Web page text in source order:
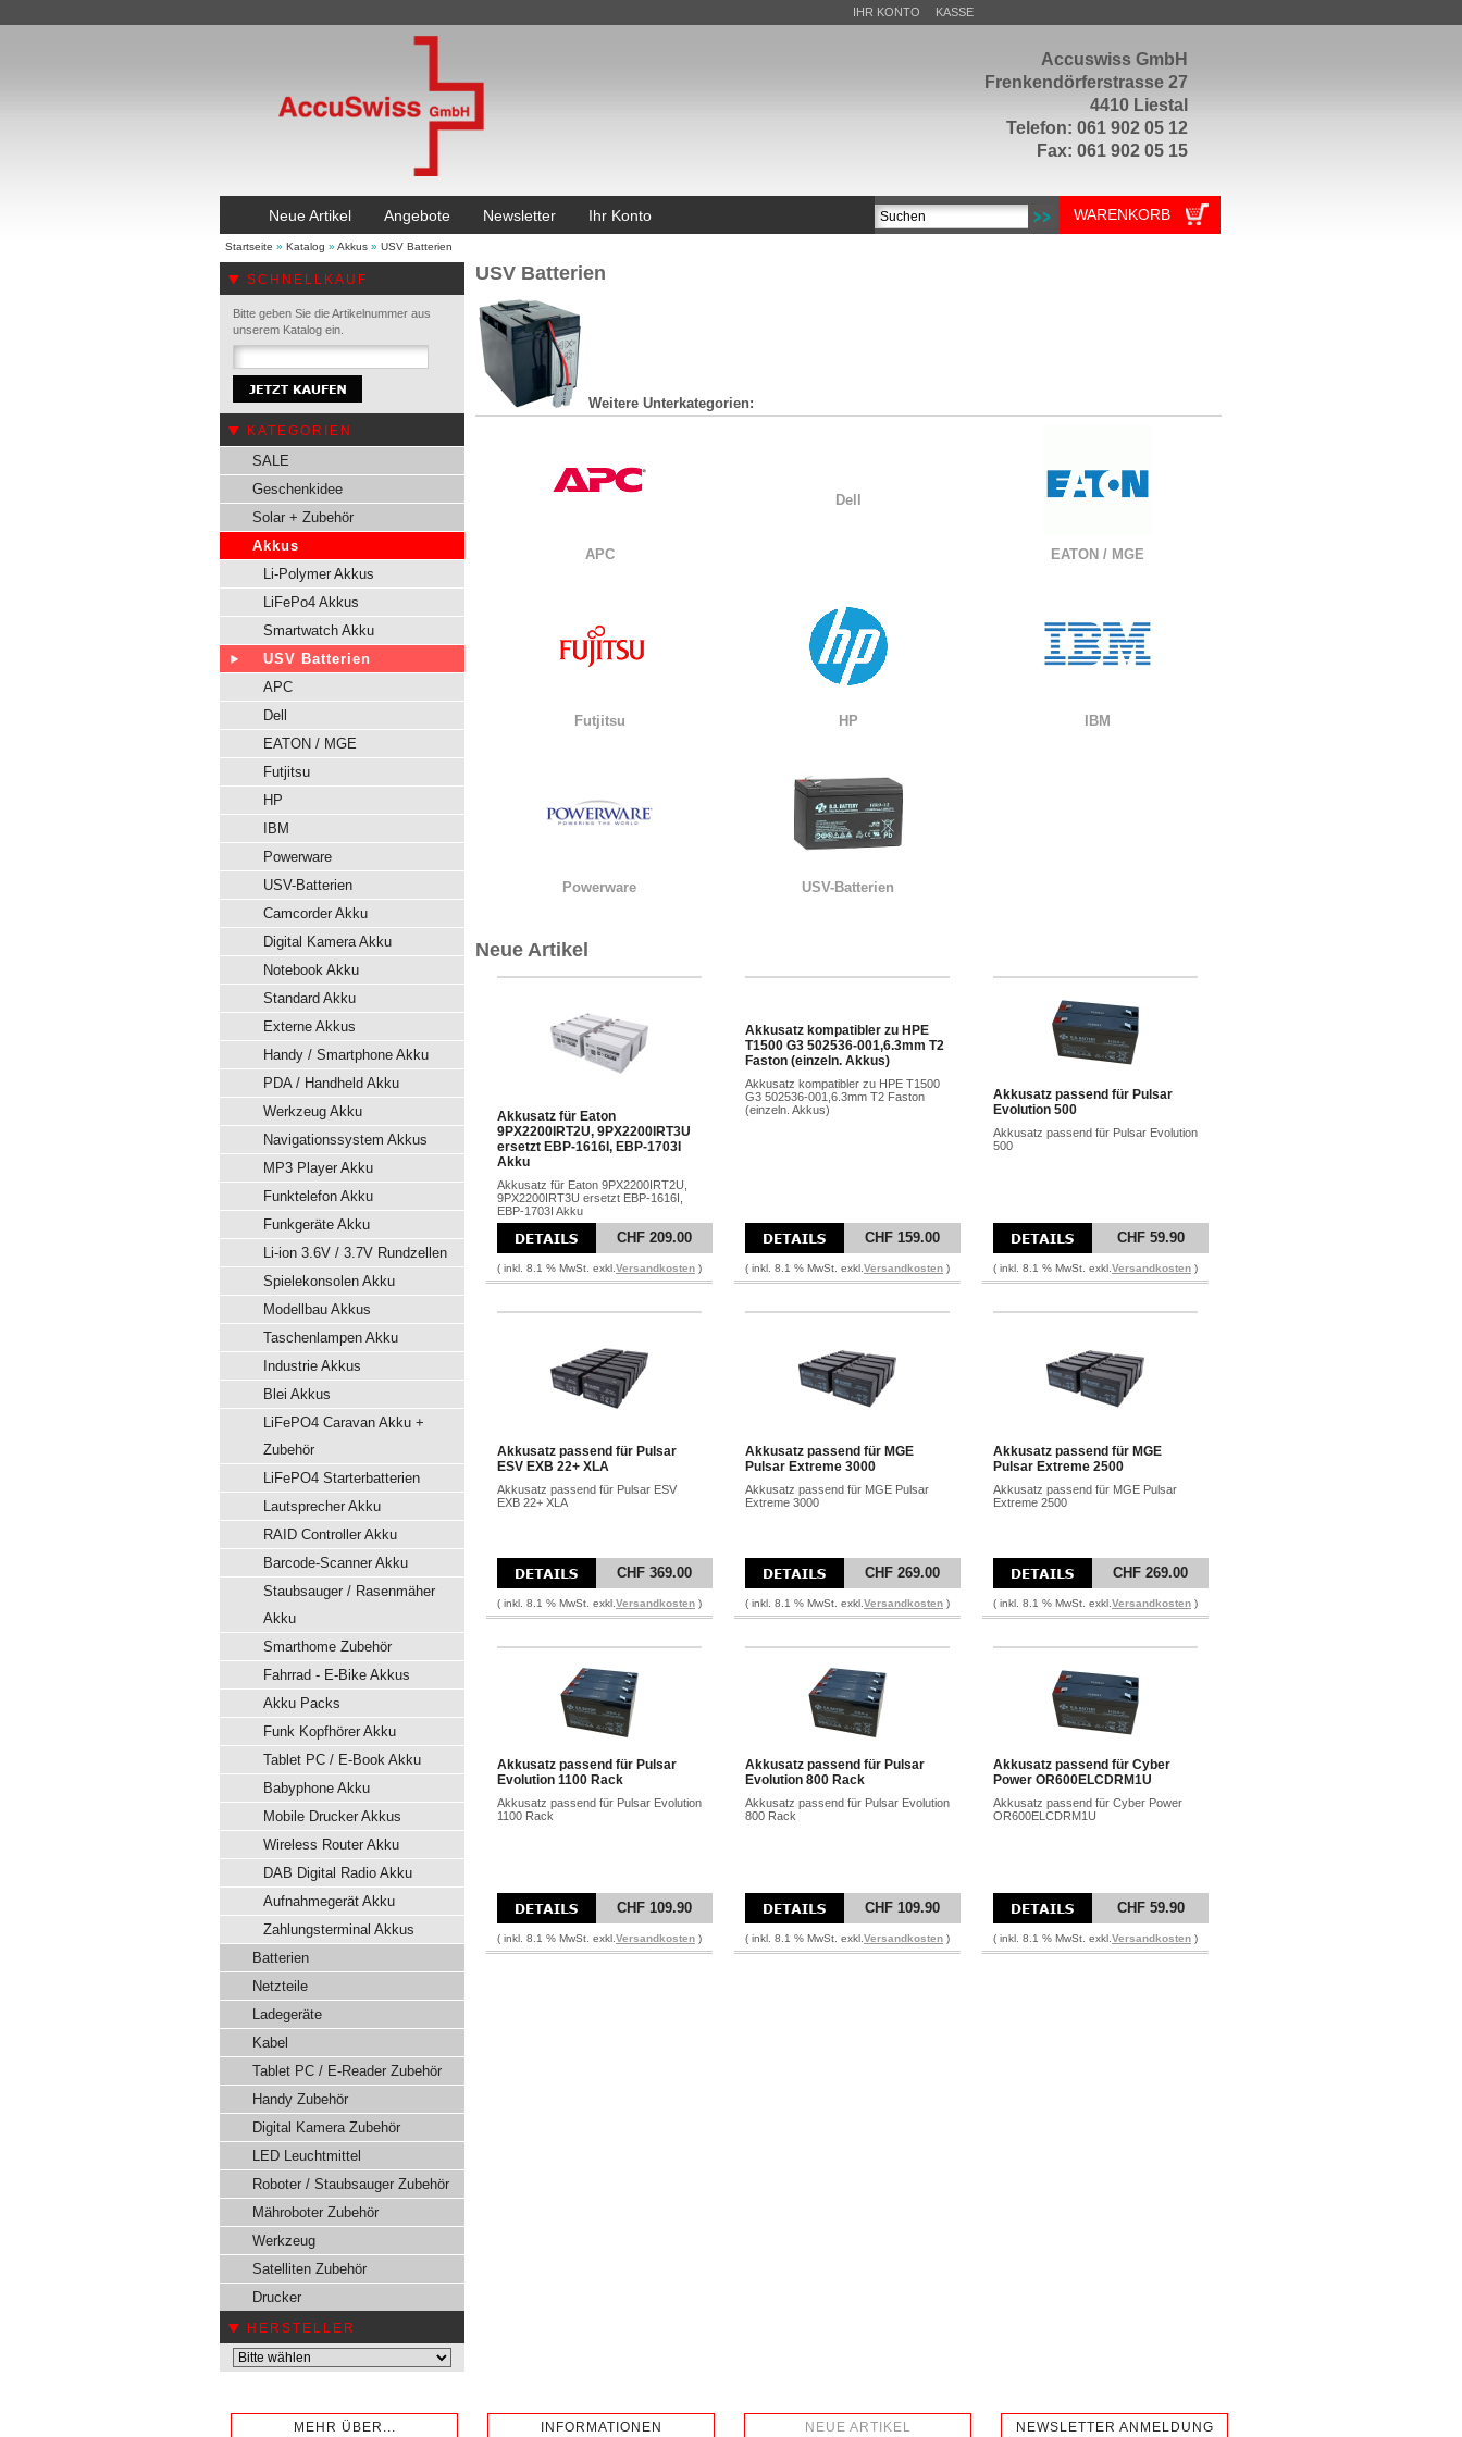
Accuswiss GmbH
Frenkendörferstrasse 27
4410 Liestal
Telefon: 061 902 05 12
Fax: 061 902 05 15
IHR KONTO KASSE
Neue Artikel Angebote Newsletter Ihr Konto WARENKORB
Startseite » Katalog » Akkus » USV Batterien
SCHNELLKAUF
Bitte geben Sie die Artikelnummer aus
unserem Katalog ein.
KATEGORIEN
SALE
Geschenkidee
Solar + Zubehör
Akkus
Li-Polymer Akkus
LiFePo4 Akkus
Smartwatch Akku
USV Batterien
APC
Dell
EATON / MGE
Futjitsu
HP
IBM
Powerware
USV-Batterien
Camcorder Akku
Digital Kamera Akku
Notebook Akku
Standard Akku
Externe Akkus
Handy / Smartphone Akku
PDA / Handheld Akku
Werkzeug Akku
Navigationssystem Akkus
MP3 Player Akku
Funktelefon Akku
Funkgeräte Akku
Li-ion 3.6V / 3.7V Rundzellen
Spielekonsolen Akku
Modellbau Akkus
Taschenlampen Akku
Industrie Akkus
Blei Akkus
LiFePO4 Caravan Akku +
Zubehör
LiFePO4 Starterbatterien
Lautsprecher Akku
RAID Controller Akku
Barcode-Scanner Akku
Staubsauger / Rasenmäher
Akku
Smarthome Zubehör
Fahrrad - E-Bike Akkus
Akku Packs
Funk Kopfhörer Akku
Tablet PC / E-Book Akku
Babyphone Akku
Mobile Drucker Akkus
Wireless Router Akku
DAB Digital Radio Akku
Aufnahmegerät Akku
Zahlungsterminal Akkus
Batterien
Netzteile
Ladegeräte
Kabel
Tablet PC / E-Reader Zubehör
Handy Zubehör
Digital Kamera Zubehör
LED Leuchtmittel
Roboter / Staubsauger Zubehör
Mähroboter Zubehör
Werkzeug
Satelliten Zubehör
Drucker
HERSTELLER
USV Batterien
Weitere Unterkategorien:
APC
Dell
EATON / MGE
Futjitsu HP IBM
Powerware USV-Batterien
Neue Artikel
Akkusatz für Eaton
9PX2200IRT2U, 9PX2200IRT3U
ersetzt EBP-1616I, EBP-1703I
Akku
Akkusatz für Eaton 9PX2200IRT2U,
9PX2200IRT3U ersetzt EBP-1616I,
EBP-1703I Akku
CHF 209.00
( inkl. 8.1 % MwSt. exkl. Versandkosten )
Akkusatz kompatibler zu HPE
T1500 G3 502536-001,6.3mm T2
Faston (einzeln. Akkus)
Akkusatz kompatibler zu HPE T1500
G3 502536-001,6.3mm T2 Faston
(einzeln. Akkus)
CHF 159.00
( inkl. 8.1 % MwSt. exkl. Versandkosten )
Akkusatz passend für Pulsar
Evolution 500
Akkusatz passend für Pulsar Evolution
500
CHF 59.90
( inkl. 8.1 % MwSt. exkl. Versandkosten )
Akkusatz passend für Pulsar
ESV EXB 22+ XLA
Akkusatz passend für Pulsar ESV
EXB 22+ XLA
CHF 369.00
( inkl. 8.1 % MwSt. exkl. Versandkosten )
Akkusatz passend für MGE
Pulsar Extreme 3000
Akkusatz passend für MGE Pulsar
Extreme 3000
CHF 269.00
( inkl. 8.1 % MwSt. exkl. Versandkosten )
Akkusatz passend für MGE
Pulsar Extreme 2500
Akkusatz passend für MGE Pulsar
Extreme 2500
CHF 269.00
( inkl. 8.1 % MwSt. exkl. Versandkosten )
Akkusatz passend für Pulsar
Evolution 1100 Rack
Akkusatz passend für Pulsar Evolution
1100 Rack
CHF 109.90
( inkl. 8.1 % MwSt. exkl. Versandkosten )
Akkusatz passend für Pulsar
Evolution 800 Rack
Akkusatz passend für Pulsar Evolution
800 Rack
CHF 109.90
( inkl. 8.1 % MwSt. exkl. Versandkosten )
Akkusatz passend für Cyber
Power OR600ELCDRM1U
Akkusatz passend für Cyber Power
OR600ELCDRM1U
CHF 59.90
( inkl. 8.1 % MwSt. exkl. Versandkosten )
MEHR ÜBER... INFORMATIONEN NEUE ARTIKEL NEWSLETTER ANMELDUNG